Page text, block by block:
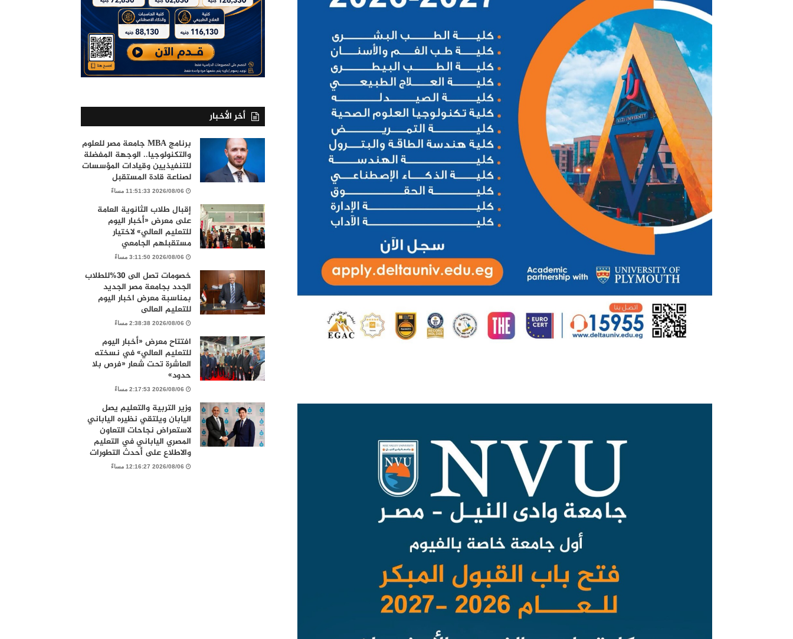
أخر الأخبار
برنامج MBA جامعة مصر للعلوم
والتكنولوجيا.. الوجهة المفضلة
للتنفيذيين وقيادات المؤسسات
لصناعة قادة المستقبل
2026/08/06 11:51:33 مساءً
إقبال طلاب الثانوية العامة
على معرض «أخبار اليوم
للتعليم العالي» لاختيار
مستقبلهم الجامعي
2026/08/06 3:11:50 مساءً
خصومات تصل الى 30%للطلاب
الجدد بجامعة مصر الجديد
بمناسبة معرض اخبار اليوم
للتعليم العالى
2026/08/06 2:38:38 مساءً
افتتاح معرض «أخبار اليوم
للتعليم العالي» في نسخته
العاشرة تحت شعار «فرص بلا
حدود»
2026/08/06 2:17:53 مساءً
وزير التربية والتعليم يصل
اليابان ويلتقي نظيره الياباني
لاستعراض نجاحات التعاون
المصري الياباني في التعليم
والاطلاع على أحدث التطورات
2026/08/06 12:16:27 مساءً